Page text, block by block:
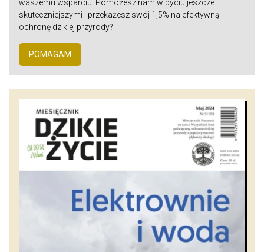
waszemu wsparciu. Pomożesz nam w byciu jeszcze
skuteczniejszymi i przekażesz swój 1,5% na efektywną
ochronę dzikiej przyrody?
POMAGAM